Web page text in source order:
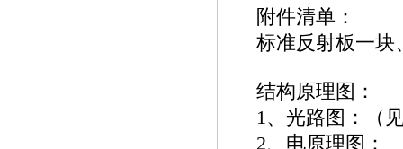
附件清单：
标准反射板一
结构原理图：
1、光路图：（
2、电原理图：